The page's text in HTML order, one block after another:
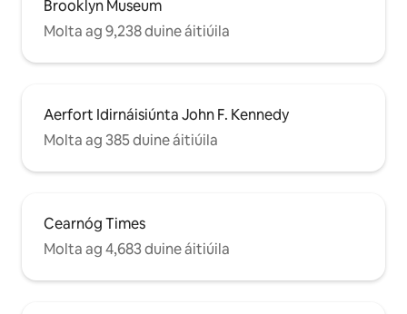
Brooklyn Museum
Molta ag 9,238 duine áitiúila
Aerfort Idirnáisiúnta John F. Kennedy
Molta ag 385 duine áitiúila
Cearnóg Times
Molta ag 4,683 duine áitiúila